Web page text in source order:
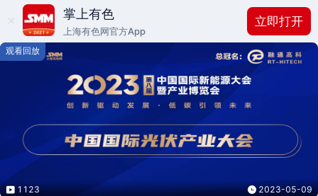
掌上有色
上海有色网官方App
立即打开
观看回放
1123 2023-05-09